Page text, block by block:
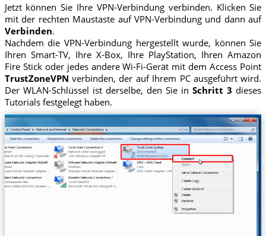
Jetzt können Sie Ihre VPN-Verbindung verbinden. Klicken Sie
mit der rechten Maustaste auf VPN-Verbindung und dann auf
Verbinden.
Nachdem die VPN-Verbindung hergestellt wurde, können Sie
Ihren Smart-TV, Ihre X-Box, Ihre PlayStation, Ihren Amazon
Fire Stick oder jedes andere Wi-Fi-Gerät mit dem Access Point
TrustZoneVPN verbinden, der auf Ihrem PC ausgeführt wird.
Der WLAN-Schlüssel ist derselbe, den Sie inSchritt 3 dieses
Tutorials festgelegt haben.